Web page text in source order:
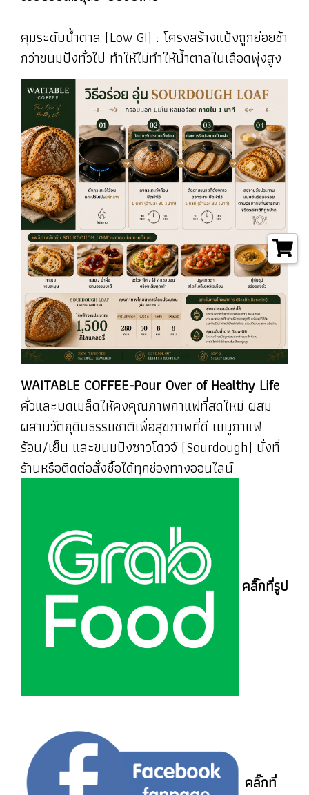
คุมระดับน้ำตาล (Low GI) : โครงสร้างแป้งถูกย่อยช้า
กว่าขนมปังทั่วไป ทำให้ไม่ทำให้น้ำตาลในเลือดพุ่งสูง
WAITABLE COFFEE-Pour Over of Healthy Life
คั่วและบดเมล็ดให้คงคุณภาพกาแฟที่สดใหม่ ผสม
ผสานวัตถุดิบธรรมชาติเพื่อสุขภาพที่ดี เมนูกาแฟ
ร้อน/เย็น และขนมปังซาวโดวจ์ (Sourdough) นั่งที่
ร้านหรือติดต่อสั่งซื้อได้ทุกช่องทางออนไลน์
คลิ๊กที่รูป
คลิ๊กที่